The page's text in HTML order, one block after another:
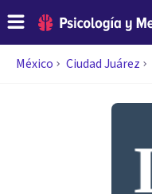
México Ciudad Juárez